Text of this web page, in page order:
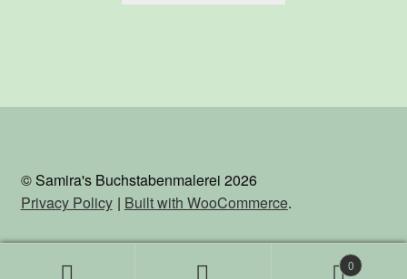
© Samira's Buchstabenmalerei 2026
Privacy Policy
Built with WooCommerce.
0